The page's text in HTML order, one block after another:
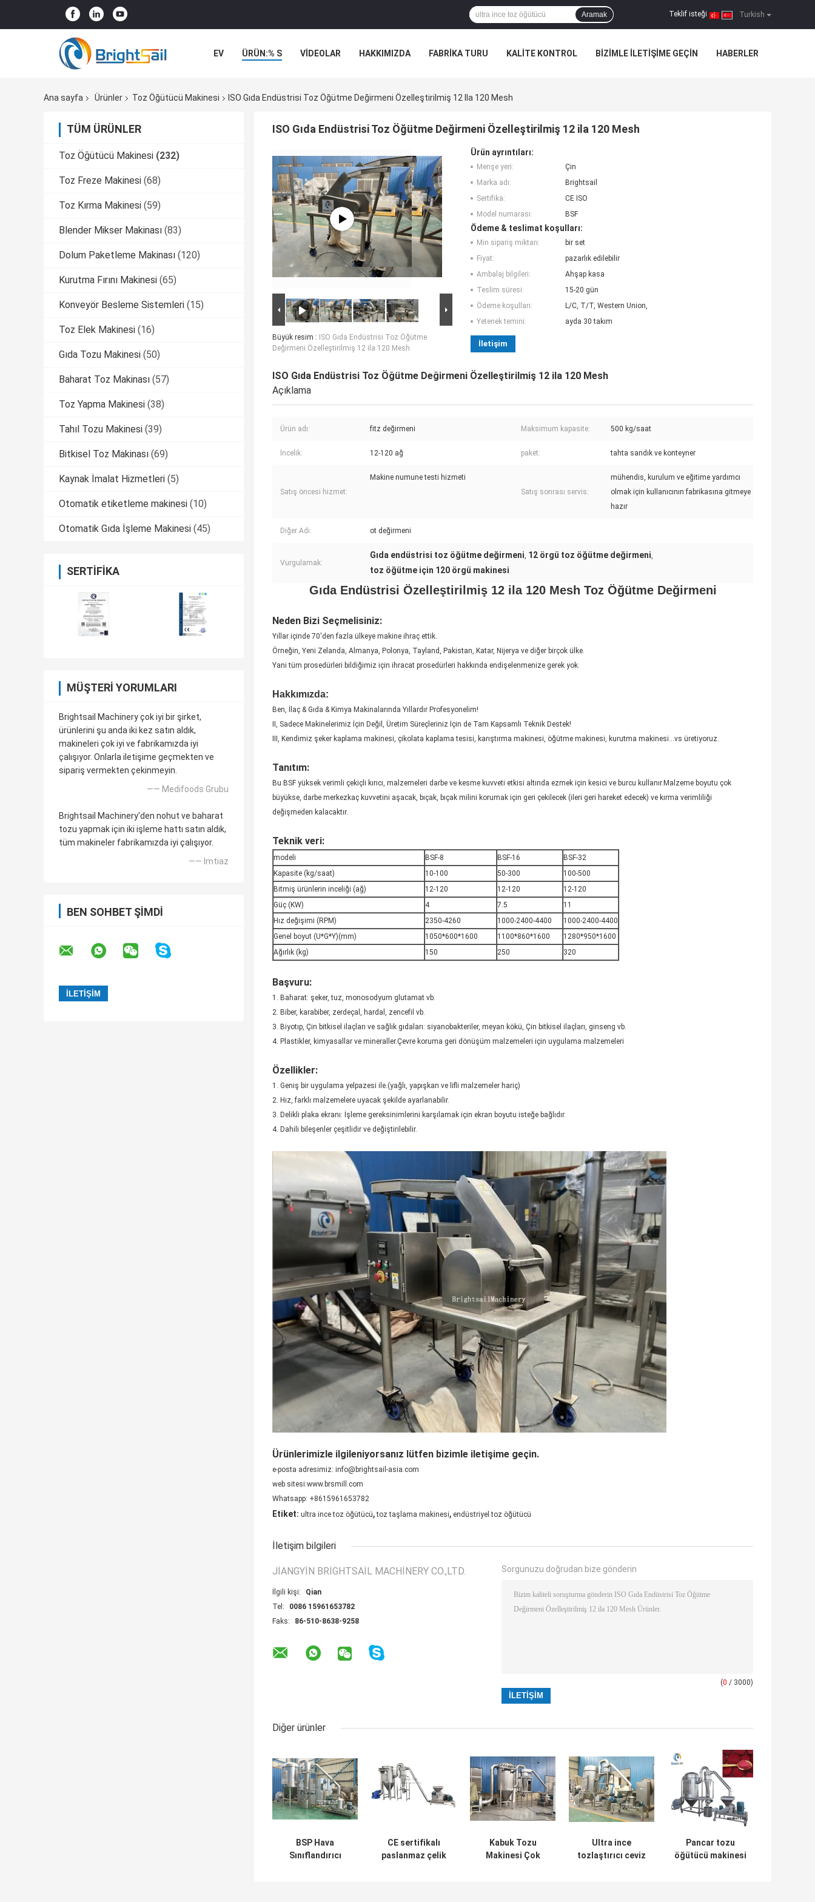
Turkish
Teklif isteği |
Aramak
EV ÜRÜN:% S VİDEOLAR HAKKIMIZDA FABRIKA TURU KALITE KONTROL BIZIMLE ILETIŞIME GEÇIN HABERLER
Ana sayfa
Ürünler Toz Öğütücü Makinesi ISO Gıda Endüstrisi Toz Öğütme Değirmeni Özelleştirilmiş 12 Ila 120 Mesh
TÜM ÜRÜNLER
Toz Öğütücü Makinesi (232)
Toz Freze Makinesi (68)
Toz Kırma Makinesi (59)
Blender Mikser Makinası (83)
Dolum Paketleme Makinası (120)
Kurutma Fırını Makinesi (65)
Konveyör Besleme Sistemleri (15)
Toz Elek Makinesi (16)
Gıda Tozu Makinesi (50)
Baharat Toz Makinası (57)
Toz Yapma Makinesi (38)
Tahıl Tozu Makinesi (39)
Bitkisel Toz Makinası (69)
Kaynak İmalat Hizmetleri (5)
Otomatik etiketleme makinesi (10)
Otomatik Gıda İşleme Makinesi (45)
SERTIFIKA
MÜŞTERI YORUMLARI
Brightsail Machinery çok iyi bir şirket,
ürünlerini şu anda iki kez satın aldık,
makineleri çok iyi ve fabrikamızda iyi
çalışıyor. Onlarla iletişime geçmekten ve
sipariş vermekten çekinmeyin.
—— Medifoods Grubu
Brightsail Machinery'den nohut ve baharat
tozu yapmak için iki işleme hattı satın aldık,
tüm makineler fabrikamızda iyi çalışıyor.
—— Imtiaz
BEN SOHBET ŞIMDI
ISO Gıda Endüstrisi Toz Öğütme Değirmeni Özelleştirilmiş 12 ila 120 Mesh
Büyük resim : ISO Gıda Endüstrisi Toz Öğütme
Değirmeni Özelleştirilmiş 12 ila 120 Mesh
Ürün ayrıntıları:
Menşe yeri:
Çin
Marka adı:
Brightsail
Sertifika:
CE ISO
Model numarası:
BSF
Ödeme & teslimat koşulları:
Min sipariş miktarı:
bir set
Fiyat:
pazarlık edilebilir
Ambalaj bilgileri:
Ahşap kasa
Teslim süresi:
15-20 gün
Ödeme koşulları:
L/C, T/T, Western Union,
Yetenek temini:
ayda 30 takım
İletişim
ISO Gıda Endüstrisi Toz Öğütme Değirmeni Özelleştirilmiş 12 ila 120 Mesh
Açıklama
Ürün adı: fitz değirmeni Maksimum kapasite: 500 kg/saat
İncelik: 12-120 ağ paket: tahta sandık ve konteyner
Satış öncesi hizmet:
Makine numune testi hizmeti
Satış sonrası servis:
mühendis, kurulum ve eğitime yardımcı
olmak için kullanıcının fabrikasına gitmeye
hazır
Diğer Adı: ot değirmeni
Vurgulamak:
Gıda endüstrisi toz öğütme değirmeni, 12 örgü toz öğütme değirmeni,
toz öğütme için 120 örgü makinesi
Gıda Endüstrisi Özelleştirilmiş 12 ila 120 Mesh Toz Öğütme Değirmeni
Neden Bizi Seçmelisiniz:
Yıllar içinde 70'den fazla ülkeye makine ihraç ettik.
Örneğin, Yeni Zelanda, Almanya, Polonya, Tayland, Pakistan, Katar, Nijerya ve diğer birçok ülke.
Yani tüm prosedürleri bildiğimiz için ihracat prosedürleri hakkında endişelenmenize gerek yok.
Hakkımızda:
Ben, İlaç & Gıda & Kimya Makinalarında Yıllardır Profesyonelim!
II, Sadece Makinelerimiz İçin Değil, Üretim Süreçleriniz İçin de Tam Kapsamlı Teknik Destek!
III, Kendimiz şeker kaplama makinesi, çikolata kaplama tesisi, karıştırma makinesi, öğütme makinesi, kurutma makinesi...vs üretiyoruz.
Tanıtım:
Bu BSF yüksek verimli çekiçli kırıcı, malzemeleri darbe ve kesme kuvveti etkisi altında ezmek için kesici ve burcu kullanır.Malzeme boyutu çok
büyükse, darbe merkezkaç kuvvetini aşacak, bıçak, bıçak milini korumak için geri çekilecek (ileri geri hareket edecek) ve kırma verimliliği
değişmeden kalacaktır.
Teknik veri:
modeli BSF-8 BSF-16
BSF-32
Kapasite (kg/saat)
10-100 50-300
100-500
Bitmiş ürünlerin inceliği (ağ)
12-120 12-120
12-120
Güç (KW)
4 7.5
11
Hız değişimi (RPM)
2350-4260 1000-2400-4400
1000-2400-4400
Genel boyut (U*G*Y)(mm)
1050*600*1600 1100*860*1600
1280*950*1600
Ağırlık (kg)
150 250 320
Başvuru:
1. Baharat: şeker, tuz, monosodyum glutamat vb.
2. Biber, karabiber, zerdeçal, hardal, zencefil vb.
3. Biyotıp, Çin bitkisel ilaçları ve sağlık gıdaları: siyanobakteriler, meyan kökü, Çin bitkisel ilaçları, ginseng vb.
4. Plastikler, kimyasallar ve mineraller.Çevre koruma geri dönüşüm malzemeleri için uygulama malzemeleri
Özellikler:
1. Geniş bir uygulama yelpazesi ile.(yağlı, yapışkan ve lifli malzemeler hariç)
2. Hız, farklı malzemelere uyacak şekilde ayarlanabilir.
3. Delikli plaka ekranı: İşleme gereksinimlerini karşılamak için ekran boyutu isteğe bağlıdır.
4. Dahili bileşenler çeşitlidir ve değiştirilebilir.
Ürünlerimizle ilgileniyorsanız lütfen bizimle iletişime geçin.
e-posta adresimiz: info@brightsail-asia.com
web sitesi:www.brsmill.com
Whatsapp: +8615961653782
Etiket: ultra ince toz öğütücü, toz taşlama makinesi, endüstriyel toz öğütücü
İletişim bilgileri
JIANGYIN BRIGHTSAIL MACHINERY CO.,LTD.
İlgili kişi:
Qian
Tel:
0086 15961653782
Faks:
86-510-8638-9258
Sorgunuzu doğrudan bize gönderin
(0 / 3000)
Diğer ürünler
BSP Hava
Sınıflandırıcı
CE sertifikalı
paslanmaz çelik
Kabuk Tozu
Makinesi Çok
Ultra ince
tozlaştırıcı ceviz
Pancar tozu
öğütücü makinesi